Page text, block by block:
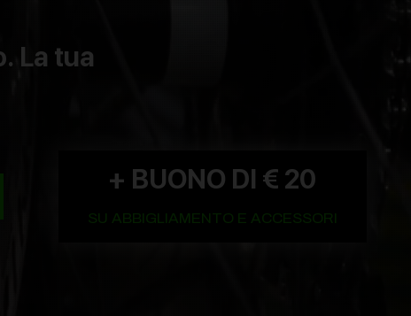
La tua
+ BUONO DI € 20
SU ABBIGLIAMENTO E ACCESSORI